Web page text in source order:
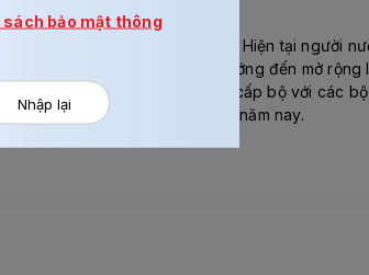
đến 20~30 tỉ yên.
kiểm tra, báo cáo định kì. Hiện tại người
visa mới chính phủ sẽ hướng đến mở
tướng Nhật sẽ mở cuộc họp cấp bộ với các
tiếp nhận cho 8 nước trong năm nay.
sách bảo mật thông
Nhập lại